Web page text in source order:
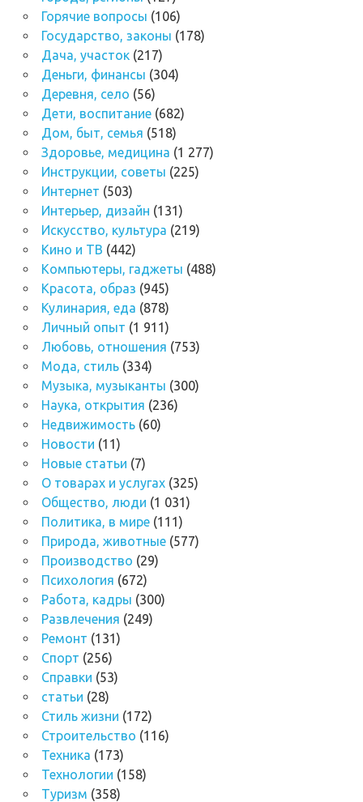
Горячие вопросы (106)
Государство, законы (178)
Дача, участок(217)
Деньги, финансы (304)
Деревня, село (56)
Дети, воспитание(682)
Дом, быт, семья (518)
Здоровье, медицина (1 277)
Инструкции, советы (225)
Интернет (503)
Интерьер, дизайн (131)
Искусство, культура (219)
Кино и ТВ (442)
Компьютеры, гаджеты (488)
Красота, образ (945)
Кулинария, еда (878)
Личный опыт (1 911)
Любовь, отношения (753)
Мода, стиль(334)
Музыка, музыканты (300)
Наука, открытия (236)
Недвижимость(60)
Новости (11)
Новые статьи (7)
О товарах и услугах(325)
Общество, люди (1 031)
Политика, в мире(111)
Природа, животные(577)
Производство (29)
Психология (672)
Работа, кадры (300)
Развлечения (249)
Ремонт (131)
Спорт (256)
Справки (53)
статьи (28)
Стиль жизни (172)
Строительство (116)
Техника (173)
Технологии (158)
Туризм (358)